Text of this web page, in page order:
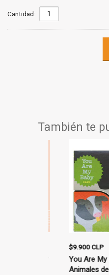
Cantidad:
También te
$9.900 CLP
You Are My
Animales de la